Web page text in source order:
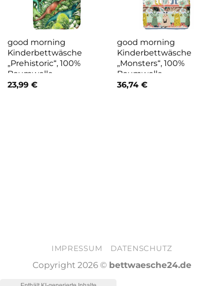
good morning
Kinderbettwäsche
„Prehistoric“, 100%
Baumwolle
23,99 €
good morning
Kinderbettwäsche
„Monsters“, 100%
Baumwolle
36,74 €
IMPRESSUM DATENSCHUTZ
Copyright 2026 © bettwaesche24.de